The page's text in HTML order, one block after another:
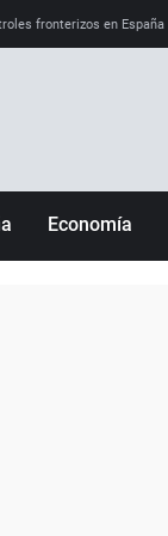
fronterizos en España
Economía